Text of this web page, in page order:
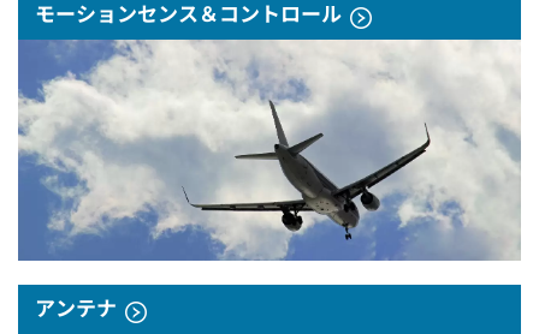
モーションセンス＆コントロール
アンテナ